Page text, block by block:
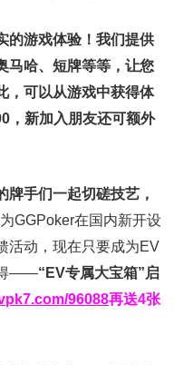
的游戏体验！我们提供
马哈、短牌等等，让您
， 可以从游戏中获得体
，新加入朋友还可额外
牌手们一起切磋技艺，
GGPoker在国内新开设
活动，现在只要成为EV
得——“EV专属大宝箱”启
96088再送4张